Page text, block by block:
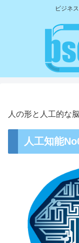
ビジネ
人の形と人工的な
人工知能